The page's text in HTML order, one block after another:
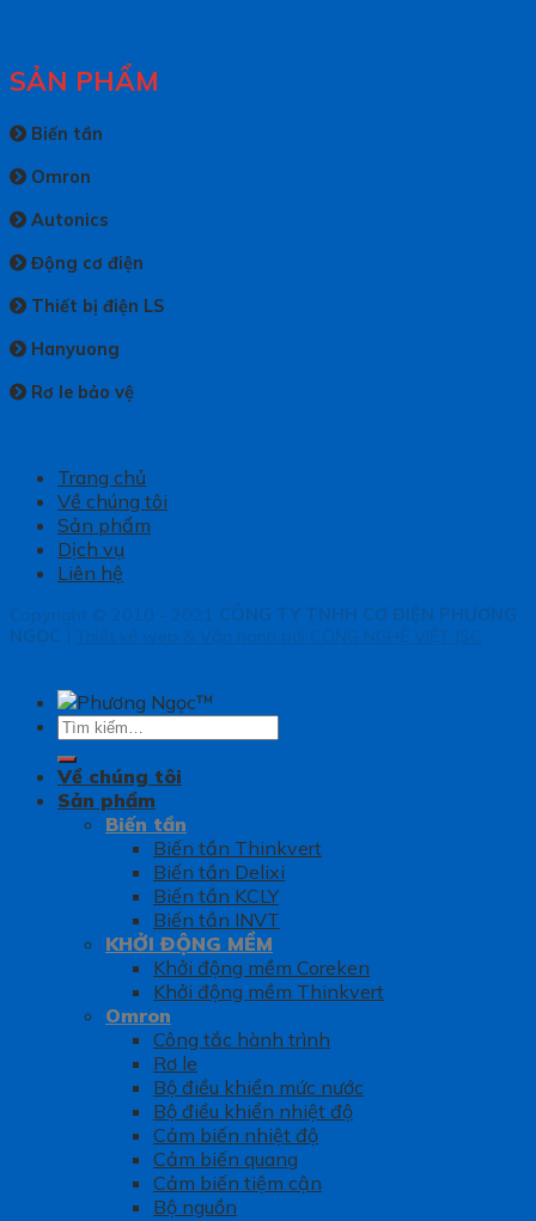
SẢN PHẨM
Biến tần
Omron
Autonics
Động cơ điện
Thiết bị điện LS
Hanyuong
Rơ le bảo vệ
Trang chủ
Về chúng tôi
Sản phẩm
Dịch vụ
Liên hệ
Copyright © 2010 - 2021 CÔNG TY TNHH CƠ ĐIỆN PHƯƠNG
NGỌC | Thiết kế web & Vận hành bởi CÔNG NGHỆ VIỆT JSC
Tìm
kiếm:
Về chúng tôi
Sản phẩm
Biến tần
Biến tần Thinkvert
Biến tần Delixi
Biến tần KCLY
Biến tần INVT
KHỞI ĐỘNG MỀM
Khởi động mềm Coreken
Khởi động mềm Thinkvert
Omron
Công tắc hành trình
Rơ le
Bộ điều khiển mức nước
Bộ điều khiển nhiệt độ
Cảm biến nhiệt độ
Cảm biến quang
Cảm biến tiệm cận
Bộ nguồn